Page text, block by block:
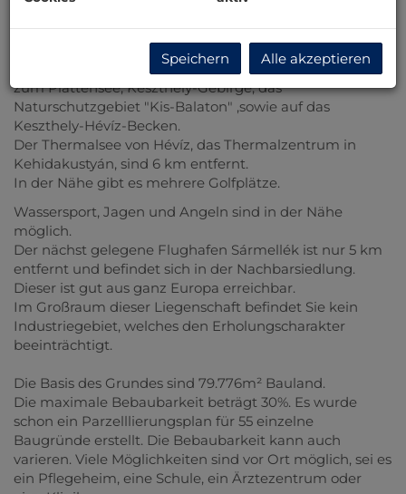
Der Thermalsee ist 5 Minuten mit dem Auto entfernt.
Vom Grund hat man einen atemberaubenden Blick
zum Plattensee, Keszthely-Gebirge, das
Naturschutzgebiet "Kis-Balaton" ,sowie auf das
Keszthely-Hévíz-Becken.
Der Thermalsee von Hévíz, das Thermalzentrum in
Kehidakustyán, sind 6 km entfernt.
In der Nähe gibt es mehrere Golfplätze.
Wassersport, Jagen und Angeln sind in der Nähe
möglich.
Der nächst gelegene Flughafen Sármellék ist nur 5 km
entfernt und befindet sich in der Nachbarsiedlung.
Dieser ist gut aus ganz Europa erreichbar.
Im Großraum dieser Liegenschaft befindet Sie kein
Industriegebiet, welches den Erholungscharakter
beeinträchtigt.
Die Basis des Grundes sind 79.776m² Bauland.
Die maximale Bebaubarkeit beträgt 30%. Es wurde
schon ein Parzelllierungsplan für 55 einzelne
Baugründe erstellt. Die Bebaubarkeit kann auch
varieren. Viele Möglichkeiten sind vor Ort möglich, sei es
ein Pflegeheim, eine Schule, ein Ärztezentrum oder
Speichern Alle akzeptieren